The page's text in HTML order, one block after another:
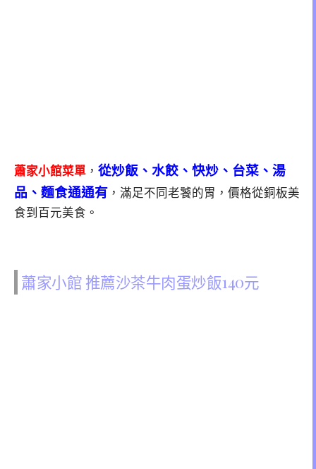
蕭家小館菜單 ， 從炒飯、水餃、快炒、台菜、湯
品、麵食通通有 ，滿足不同老饕的胃，價格從銅板美
食到百元美食。
蕭家小館 推薦沙茶牛肉蛋炒飯140元